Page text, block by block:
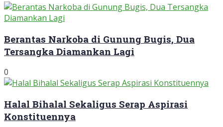
Berantas Narkoba di Gunung Bugis, Dua
Tersangka Diamankan Lagi
0
Halal Bihalal Sekaligus Serap Aspirasi
Konstituennya